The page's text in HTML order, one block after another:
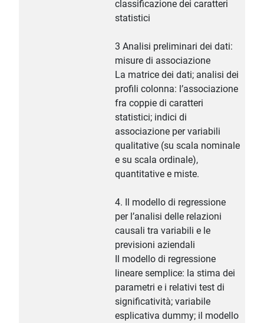
classificazione dei caratteri
statistici
3 Analisi preliminari dei dati:
misure di associazione
La matrice dei dati; analisi dei
profili colonna: l’associazione
fra coppie di caratteri
statistici; indici di
associazione per variabili
qualitative (su scala nominale
e su scala ordinale),
quantitative e miste.
4. Il modello di regressione
per l’analisi delle relazioni
causali tra variabili e le
previsioni aziendali
Il modello di regressione
lineare semplice: la stima dei
parametri e i relativi test di
significatività; variabile
esplicativa dummy; il modello